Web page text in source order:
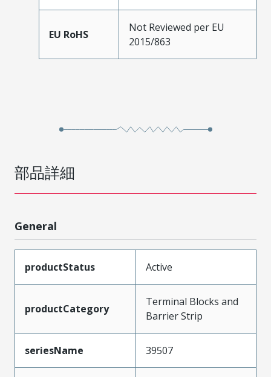
EU RoHS
Not Reviewed per EU
2015/863
部品詳細
General
productStatus Active
productCategory
Terminal Blocks and
Barrier Strip
seriesName 39507